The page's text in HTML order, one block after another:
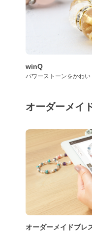
winQ
パワーストーンをかわい
オーダーメイ
オーダーメイドブレ